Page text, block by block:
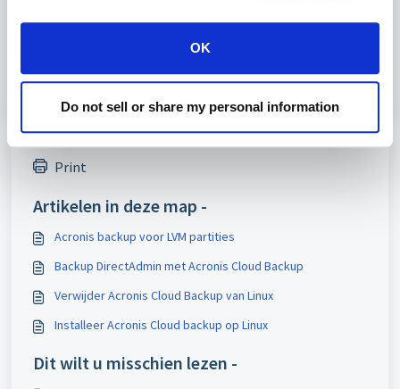
OK
Do not sell or share my personal information
Print
Artikelen in deze map -
Acronis backup voor LVM partities
Backup DirectAdmin met Acronis Cloud Backup
Verwijder Acronis Cloud Backup van Linux
Installeer Acronis Cloud backup op Linux
Dit wilt u misschien lezen -